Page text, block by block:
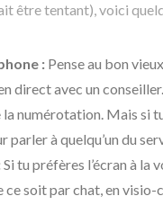
être tentant), voici
: Pense au bon
direct avec un
numérotation. Mais si
parler à quelqu’un du
Si tu préfères l’écran à
ce soit par chat, en